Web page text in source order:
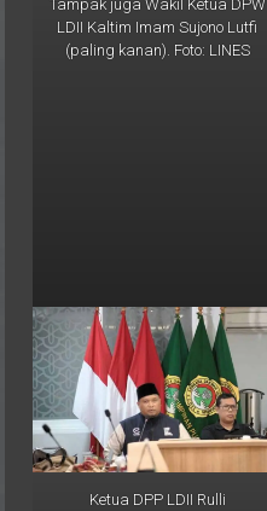
Tampak juga Wakil Ketua DPW
LDII Kaltim Imam Sujono Lutfi
(paling kanan). Foto: LINES
Ketua DPP LDII Rulli